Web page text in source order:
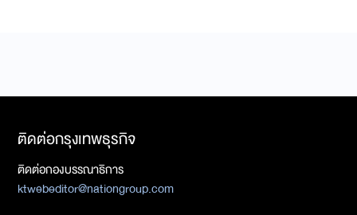
ติดต่อกรุงเทพธุรกิจ
ติดต่อกองบรรณาธิการ
ktwebeditor@nationgroup.com